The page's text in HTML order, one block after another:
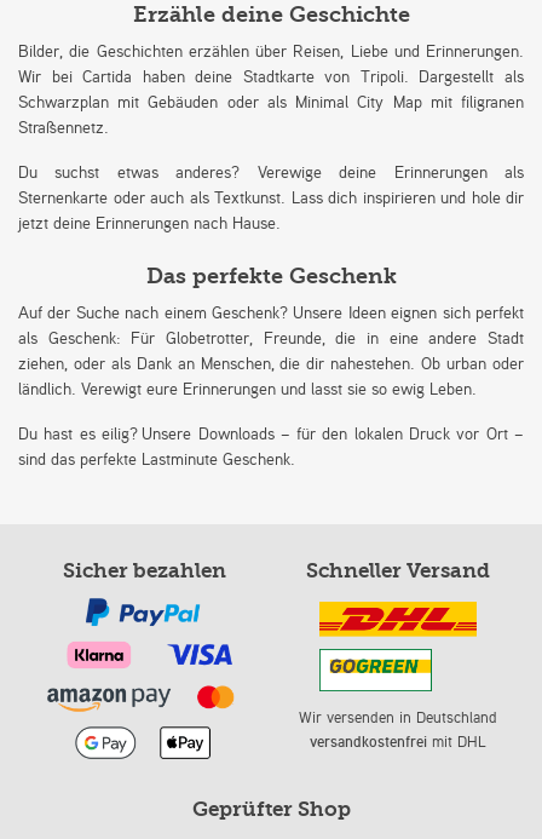
Erzähle deine Geschichte
Bilder, die Geschichten erzählen über Reisen, Liebe und Erinnerungen.
Wir bei Cartida haben deine Stadtkarte von Tripoli. Dargestellt als
Schwarzplan mit Gebäuden oder als Minimal City Map mit filigranen
Straßennetz.
Du suchst etwas anderes? Verewige deine Erinnerungen als
Sternenkarte oder auch als Textkunst. Lass dich inspirieren und hole dir
jetzt deine Erinnerungen nach Hause.
Das perfekte Geschenk
Auf der Suche nach einem Geschenk? Unsere Ideen eignen sich perfekt
als Geschenk: Für Globetrotter, Freunde, die in eine andere Stadt
ziehen, oder als Dank an Menschen, die dir nahestehen. Ob urban oder
ländlich. Verewigt eure Erinnerungen und lasst sie so ewig Leben.
Du hast es eilig? Unsere Downloads – für den lokalen Druck vor Ort –
sind das perfekte Lastminute Geschenk.
Sicher bezahlen Schneller Versand
Wir versenden in Deutschland
versandkostenfreimit DHL
Geprüfter Shop